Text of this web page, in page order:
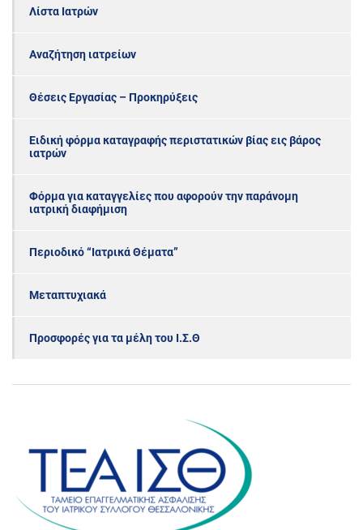
Λίστα Ιατρών
Αναζήτηση ιατρείων
Θέσεις Εργασίας – Προκηρύξεις
Ειδική φόρμα καταγραφής περιστατικών βίας εις βάρος
ιατρών
Φόρμα για καταγγελίες που αφορούν την παράνομη
ιατρική διαφήμιση
Περιοδικό “Ιατρικά Θέματα”
Μεταπτυχιακά
Προσφορές για τα μέλη του Ι.Σ.Θ